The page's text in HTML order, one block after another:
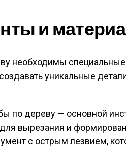
и
необходимы
уникальные
по дереву — основной
вырезания и
с острым лезвием,